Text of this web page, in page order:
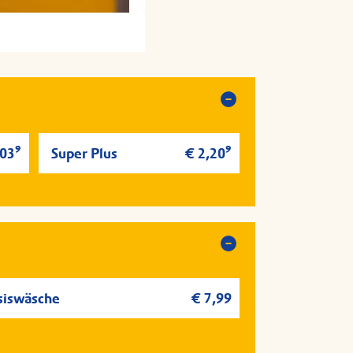
9 Super Plus € 2,209
€ 7,99